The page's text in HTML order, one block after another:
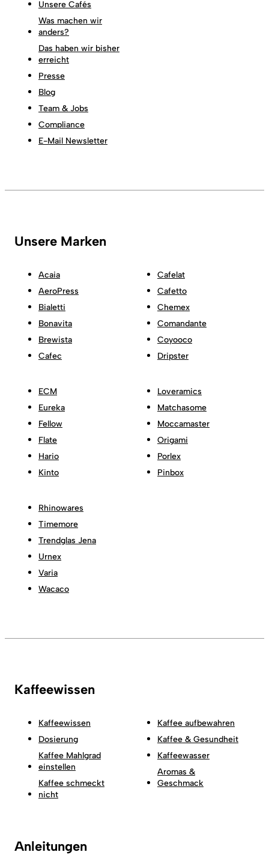
Unsere Cafés
Was machen wir
anders?
Das haben wir bisher
erreicht
Presse
Blog
Team & Jobs
Compliance
E-Mail Newsletter
Unsere Marken
Acaia
AeroPress
Bialetti
Bonavita
Brewista
Cafec
Cafelat
Cafetto
Chemex
Comandante
Coyooco
Dripster
ECM
Eureka
Fellow
Flate
Hario
Kinto
Loveramics
Matchasome
Moccamaster
Origami
Porlex
Pinbox
Rhinowares
Timemore
Trendglas Jena
Urnex
Varia
Wacaco
Kaffeewissen
Kaffeewissen
Dosierung
Kaffee Mahlgrad
einstellen
Kaffee schmeckt
nicht
Kaffee aufbewahren
Kaffee & Gesundheit
Kaffeewasser
Aromas &
Geschmack
Anleitungen